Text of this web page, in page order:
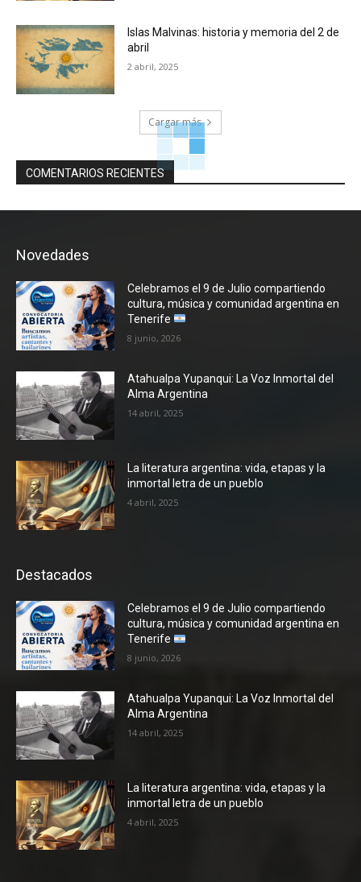
Islas Malvinas: historia y memoria del 2 de
abril
2 abril, 2025
Cargar más
COMENTARIOS RECIENTES
Novedades
Celebramos el 9 de Julio compartiendo
cultura, música y comunidad argentina en
Tenerife
8 junio, 2026
Atahualpa Yupanqui: La Voz Inmortal del
Alma Argentina
14 abril, 2025
La literatura argentina: vida, etapas y la
inmortal letra de un pueblo
4 abril, 2025
Destacados
Celebramos el 9 de Julio compartiendo
cultura, música y comunidad argentina en
Tenerife
8 junio, 2026
Atahualpa Yupanqui: La Voz Inmortal del
Alma Argentina
14 abril, 2025
La literatura argentina: vida, etapas y la
inmortal letra de un pueblo
4 abril, 2025